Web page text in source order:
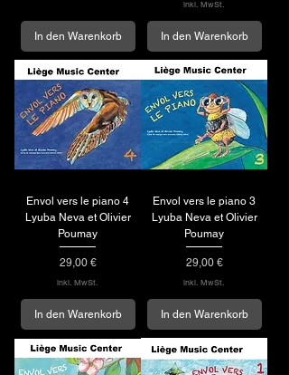
In den Warenkorb
inkl. MwSt.
In den Warenkorb
Envol vers le piano 4
Lyuba Neva et Olivier
Poumay
Preis
29,00 €
inkl. MwSt.
In den Warenkorb
Envol vers le piano 3
Lyuba Neva et Olivier
Poumay
Preis
29,00 €
inkl. MwSt.
In den Warenkorb